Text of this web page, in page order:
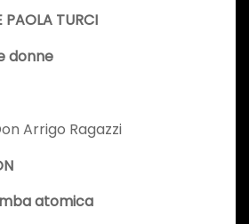
PAOLA TURCI
donne
Arrigo Ragazzi
atomica